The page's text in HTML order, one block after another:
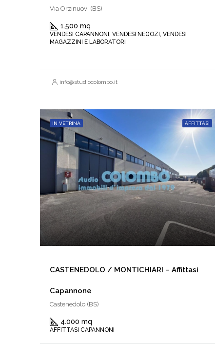
Via Orzinuovi (BS)
1.500 mq
VENDESI CAPANNONI, VENDESI NEGOZI, VENDESI
MAGAZZINI E LABORATORI
info@studiocolombo.it
IN VETRINA AFFITTASI
CASTENEDOLO / MONTICHIARI – Affittasi
Capannone
Castenedolo (BS)
4.000 mq
AFFITTASI CAPANNONI